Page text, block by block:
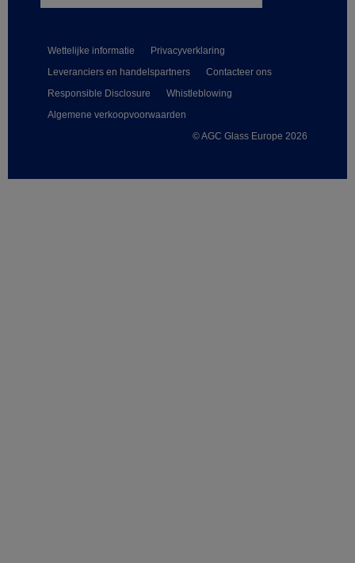
© AGC Glass Europe 2026
Wettelijke informatie
Privacyverklaring
Leveranciers en handelspartners
Contacteer ons
Responsible Disclosure
Whistleblowing
Algemene verkoopvoorwaarden